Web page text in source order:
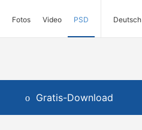
Fotos Video PSD Deutsch
Gratis-Download